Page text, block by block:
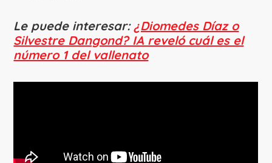
Le puede interesar: ¿Diomedes Díaz o
Silvestre Dangond? IA reveló cuál es el
número 1 del vallenato